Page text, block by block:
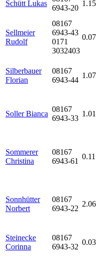
Schütt Lukas
6943-20
1.15
Sellmeier
Rudolf
08167
6943-43
0171
3032403
0.07
Silberbauer
Florian
08167
6943-44
1.07
Soller Bianca
08167
6943-33
1.01
Sommerer
Christina
08167
6943-61
0.11
Sonnhütter
Norbert
08167
6943-22
2.06
Steinecke
Corinna
08167
6943-32
0.03